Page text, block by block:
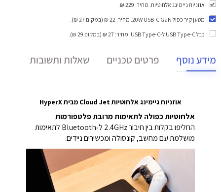
אוזניות גיימינג אלחוטיות. מחיר: 229 ₪.
מטען קיר כפול 20W USB-C GaN
. מחיר: 22 ₪ (במקום 27 ₪).
כבל USB Type-C ל-USB Type-C
. מחיר: 27 ₪ (במקום 29 ₪).
מידע נוסף פרטים טכניים שאלות ותשובות
אוזניות גיימינג אלחוטיות Cloud Jet מבית HyperX
אלחוטיות כפולה לתאימות מרובת פלטפורמות
החליפו בקלות בין חיבור 2.4GHz ל‑Bluetooth לתאימות
מושלמת עם מחשב, קונסולה ומכשירים ניידים.